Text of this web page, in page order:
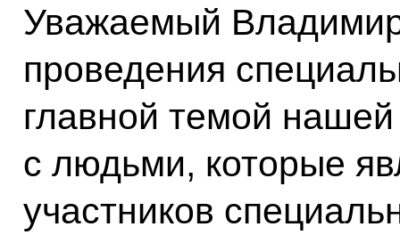
Уважаемый
проведения
главной темой
с людьми, которые
участников